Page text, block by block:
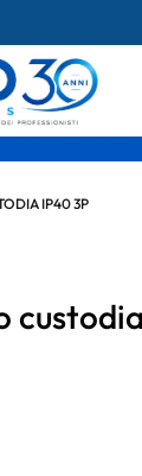
IP40 3P